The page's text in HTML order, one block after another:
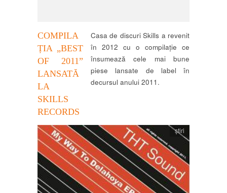
COMPILA
ȚIA „BEST
OF 2011”
LANSATĂ
LA
SKILLS
RECORDS
Casa de discuri Skills a revenit
în 2012 cu o compilație ce
însumează cele mai bune
piese lansate de label în
decursul anului 2011.
știri